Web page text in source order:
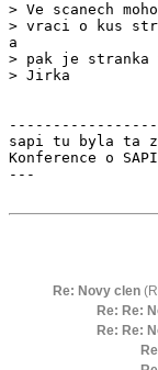
> Ve scanech
> pak je stranka
sapi tu byla ta
Konference o
---
Re: Novy clen
Re: Re:
Re: Re: